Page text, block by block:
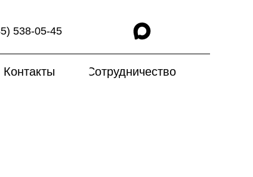
538-05-45
Контакты Сотрудничество